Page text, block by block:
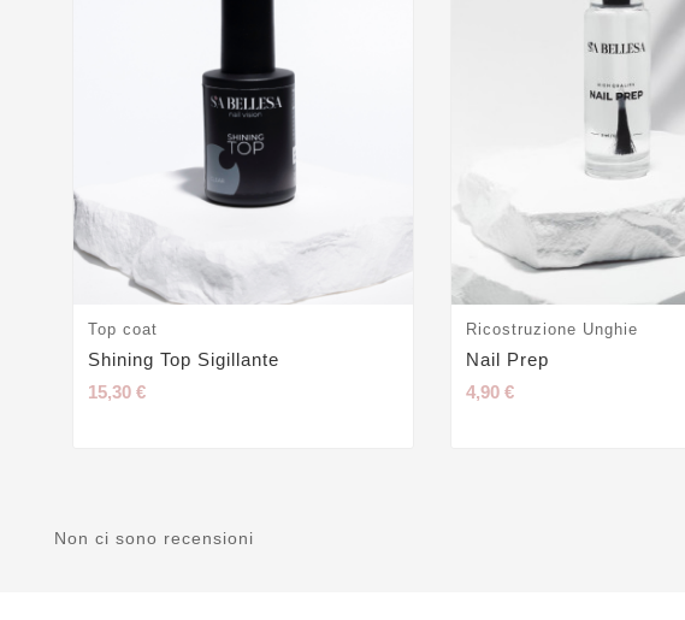
Top coat
Shining Top Sigillante
15,30 €
Ricostruzione Unghie
Nail Prep
4,90 €
Non ci sono recensioni